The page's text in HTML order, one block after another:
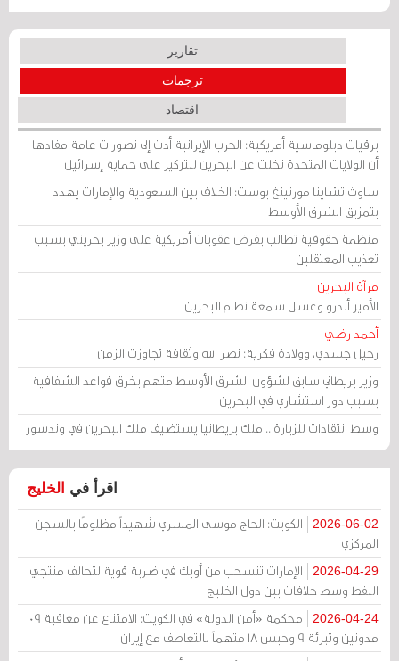
تقارير
ترجمات
اقتصاد
برقيات دبلوماسية أمريكية: الحرب الإيرانية أدت إلى تصورات عامة مفادها
أن الولايات المتحدة تخلت عن البحرين للتركيز على حماية إسرائيل
ساوث تشاينا مورنينغ بوست: الخلاف بين السعودية والإمارات يهدد
بتمزيق الشرق الأوسط
منظمة حقوقية تطالب بفرض عقوبات أمريكية على وزير بحريني بسبب
تعذيب المعتقلين
مرآة البحرين
الأمير أندرو وغسل سمعة نظام البحرين
أحمد رضي
رحيل جسدي، وولادة فكرية: نصر الله وثقافة تجاوزت الزمن
وزير بريطاني سابق لشؤون الشرق الأوسط متهم بخرق قواعد الشفافية
بسبب دور استشاري في البحرين
وسط انتقادات للزيارة .. ملك بريطانيا يستضيف ملك البحرين في وندسور
اقرأ في الخليج
2026-06-02
الكويت: الحاج موسى المسري شهيداً مظلومًا بالسجن
المركزي
2026-04-29
الإمارات تنسحب من أوبك في ضربة قوية لتحالف منتجي
النفط وسط خلافات بين دول الخليج
2026-04-24
محكمة «أمن الدولة» في الكويت: الامتناع عن معاقبة 109
مدونين وتبرئة 9 وحبس 18 متهماً بالتعاطف مع إيران